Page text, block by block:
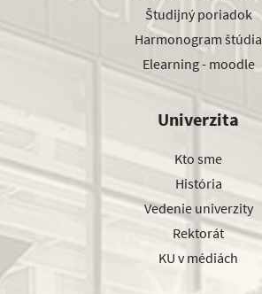
Študijný poriadok
Harmonogram štúdia
Elearning - moodle
Univerzita
Kto sme
História
Vedenie univerzity
Rektorát
KU v médiách